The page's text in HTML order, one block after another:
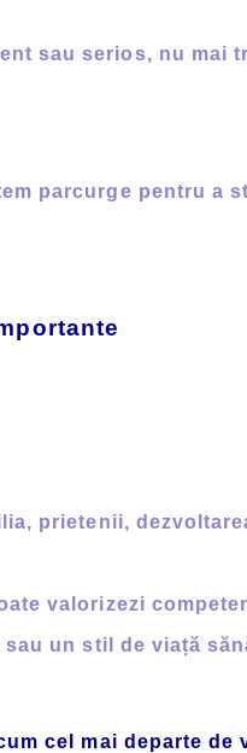
sau serios, nu mai
parcurge pentru a
prietenii,
valorizezi
un stil de viață
cel mai departe de